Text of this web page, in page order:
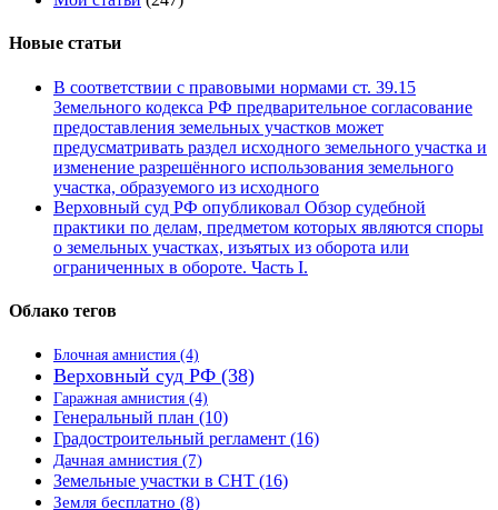
Новые статьи
В соответствии с правовыми нормами ст. 39.15
Земельного кодекса РФ предварительное согласование
предоставления земельных участков может
предусматривать раздел исходного земельного участка и
изменение разрешённого использования земельного
участка, образуемого из исходного
Верховный суд РФ опубликовал Обзор судебной
практики по делам, предметом которых являются споры
о земельных участках, изъятых из оборота или
ограниченных в обороте. Часть I.
Облако тегов
Блочная амнистия (4)
Верховный суд РФ (38)
Гаражная амнистия (4)
Генеральный план (10)
Градостроительный регламент (16)
Дачная амнистия (7)
Земельные участки в СНТ (16)
Земля бесплатно (8)